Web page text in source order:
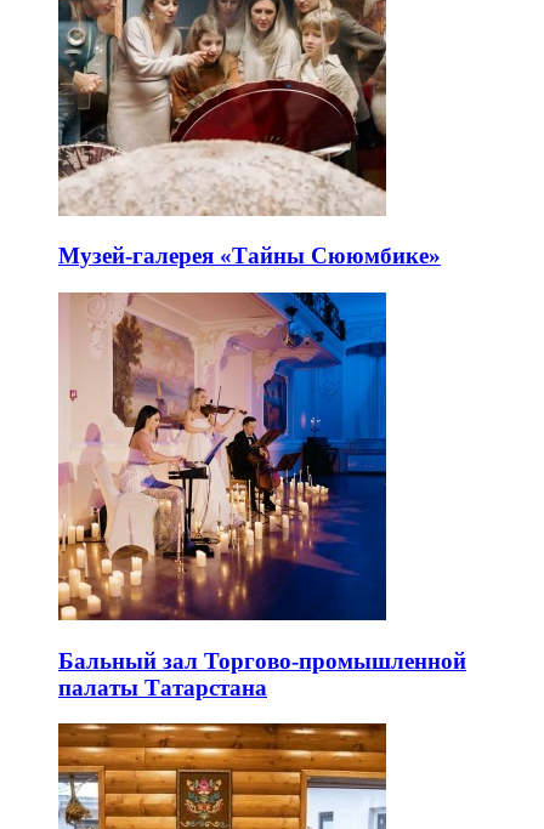
Музей-галерея «Тайны Сююмбике»
Бальный зал Торгово-промышленной
палаты Татарстана